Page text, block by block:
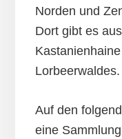
Norden und
Dort gibt es
Lorbeerwaldes.
Auf den
eine